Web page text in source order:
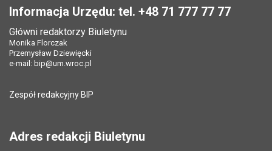
Informacja Urzędu: tel. +48 71 777 77 77
Główni redaktorzy Biuletynu
Monika Florczak
Przemysław Dziewięcki
e-mail: bip@um.wroc.pl
Zespół redakcyjny BIP
Adres redakcji Biuletynu